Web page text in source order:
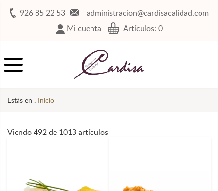
926 85 22 53
administracion@cardisacalidad.com
Mi cuenta
Artículos: 0
Estás en : Inicio
Viendo 492 de 1013 artículos